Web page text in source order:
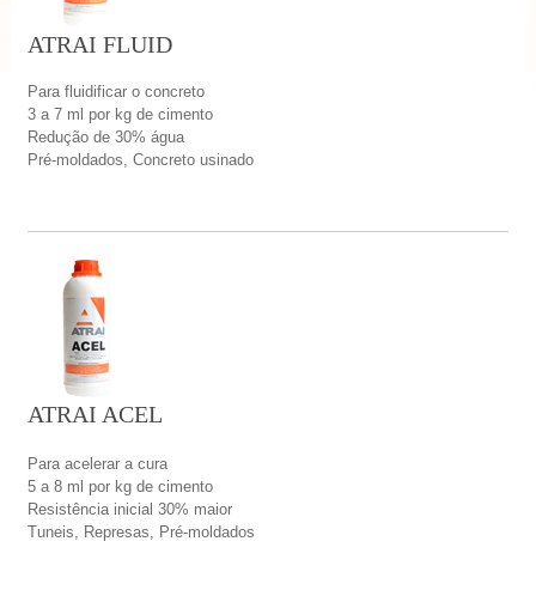
ATRAI FLUID
Para fluidificar o concreto
3 a 7 ml por kg de cimento
Redução de 30% água
Pré-moldados, Concreto usinado
ATRAI ACEL
Para acelerar a cura
5 a 8 ml por kg de cimento
Resistência inicial 30% maior
Tuneis, Represas, Pré-moldados